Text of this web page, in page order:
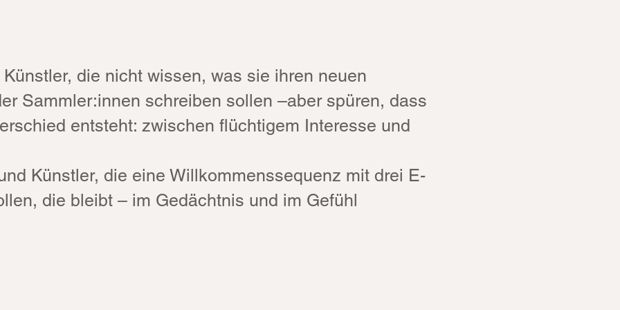
die nicht wissen, was sie ihren neuen
Sammler:innen schreiben sollen –aber spüren, dass
entsteht: zwischen flüchtigem Interesse und
Künstler, die eine Willkommenssequenz mit drei E-
die bleibt – im Gedächtnis und im Gefühl